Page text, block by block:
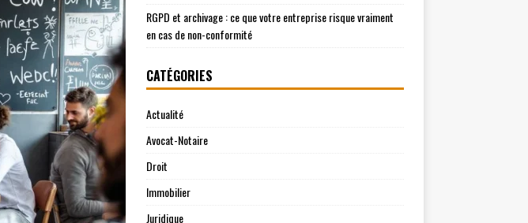
RGPD et archivage : ce que votre entreprise risque vraiment
en cas de non-conformité
CATÉGORIES
Actualité
Avocat-Notaire
Droit
Immobilier
Juridique